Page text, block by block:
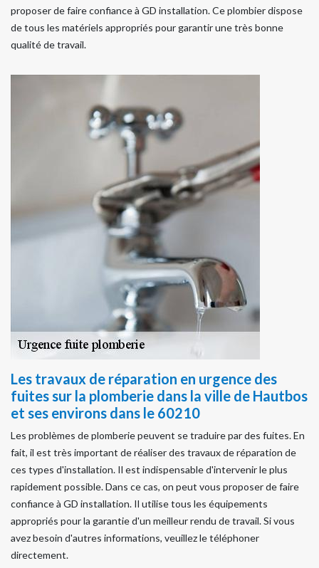
proposer de faire confiance à GD installation. Ce plombier dispose
de tous les matériels appropriés pour garantir une très bonne
qualité de travail.
Les travaux de réparation en urgence des
fuites sur la plomberie dans la ville de Hautbos
et ses environs dans le 60210
Les problèmes de plomberie peuvent se traduire par des fuites. En
fait, il est très important de réaliser des travaux de réparation de
ces types d'installation. Il est indispensable d'intervenir le plus
rapidement possible. Dans ce cas, on peut vous proposer de faire
confiance à GD installation. Il utilise tous les équipements
appropriés pour la garantie d'un meilleur rendu de travail. Si vous
avez besoin d'autres informations, veuillez le téléphoner
directement.